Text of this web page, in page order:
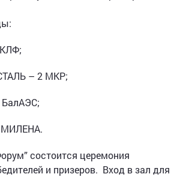
– 2 МКР;
состоится церемония
и призеров. Вход в зал для